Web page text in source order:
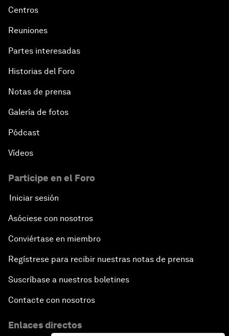
Centros
Reuniones
Partes interesadas
Historias del Foro
Notas de prensa
Galería de fotos
Pódcast
Vídeos
Participe en el Foro
Iniciar sesión
Asóciese con nosotros
Conviértase en miembro
Regístrese para recibir nuestras notas de prensa
Suscríbase a nuestros boletines
Contacte con nosotros
Enlaces directos